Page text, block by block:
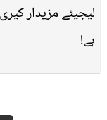
لیجیئے مزیدار
ہے!